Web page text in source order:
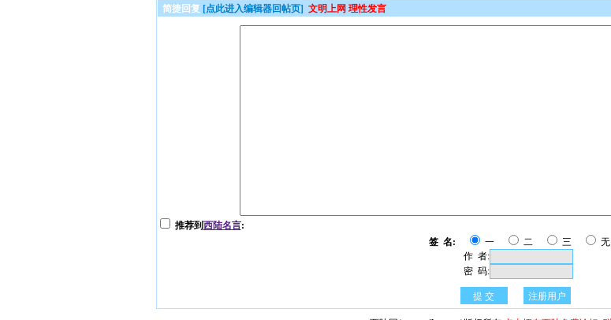
简捷回复 [点此进入编辑器回帖页] 文明上网 理性发言
推荐到西陆名言:
签 名:
一 二 三
无
作 者:
密 码:
注册用户
提 交